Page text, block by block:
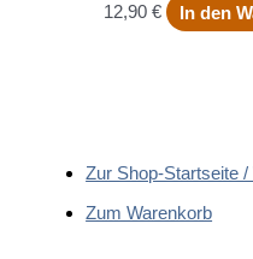
12,90€ In den
Zur Shop-Startseite
Zum Warenkorb